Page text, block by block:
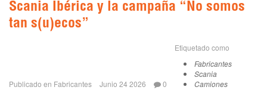
Scania Ibérica y la campaña “No somos
tan s(u)ecos”
Publicado en Fabricantes Junio 24 2026 0
Etiquetado como
Fabricantes
Scania
Camiones